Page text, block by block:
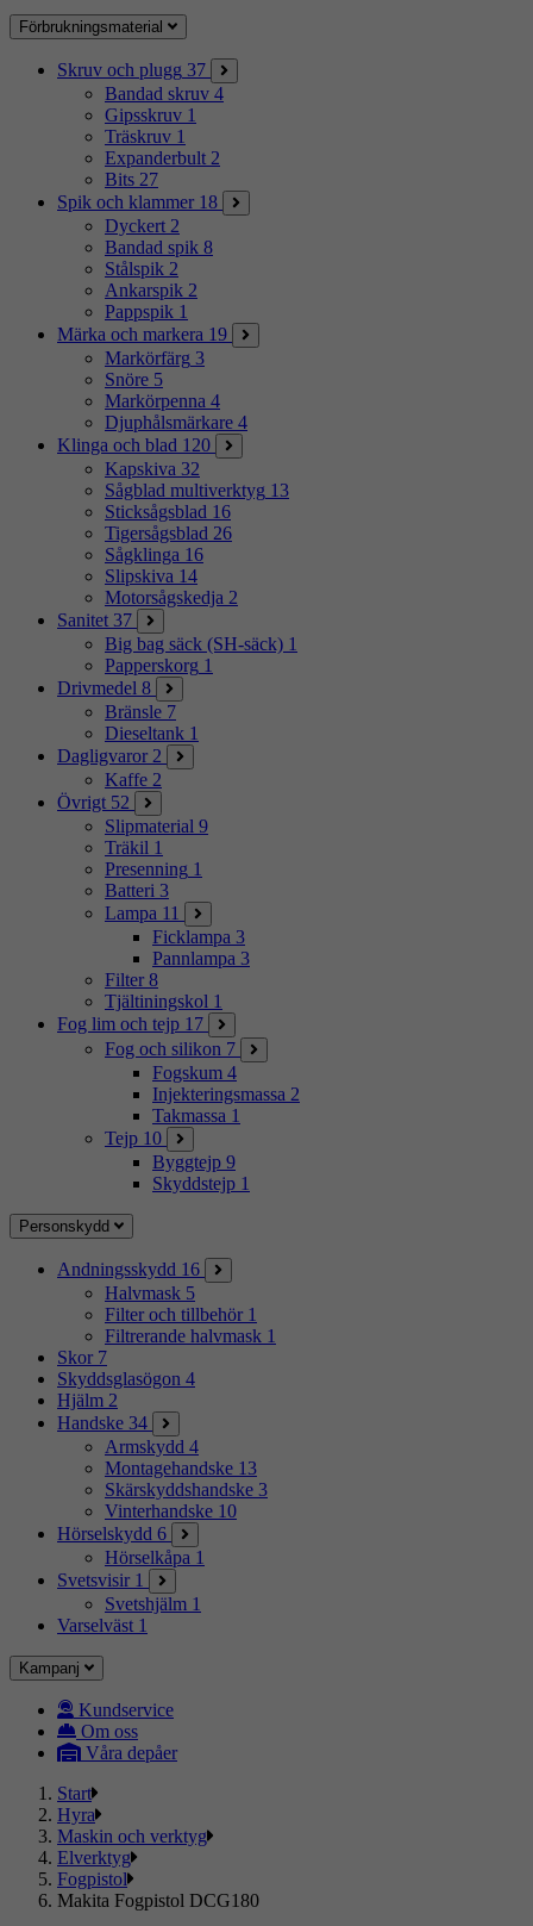
Förbrukningsmaterial
Skruv och plugg 37
Bandad skruv 4
Gipsskruv 1
Träskruv 1
Expanderbult 2
Bits 27
Spik och klammer 18
Dyckert 2
Bandad spik 8
Stålspik 2
Ankarspik 2
Pappspik 1
Märka och markera 19
Markörfärg 3
Snöre 5
Markörpenna 4
Djuphålsmärkare 4
Klinga och blad 120
Kapskiva 32
Sågblad multiverktyg 13
Sticksågsblad 16
Tigersågsblad 26
Sågklinga 16
Slipskiva 14
Motorsågskedja 2
Sanitet 37
Big bag säck (SH-säck) 1
Papperskorg 1
Drivmedel 8
Bränsle 7
Dieseltank 1
Dagligvaror 2
Kaffe 2
Övrigt 52
Slipmaterial 9
Träkil 1
Presenning 1
Batteri 3
Lampa 11
Ficklampa 3
Pannlampa 3
Filter 8
Tjältiningskol 1
Fog lim och tejp 17
Fog och silikon 7
Fogskum 4
Injekteringsmassa 2
Takmassa 1
Tejp 10
Byggtejp 9
Skyddstejp 1
Personskydd
Andningsskydd 16
Halvmask 5
Filter och tillbehör 1
Filtrerande halvmask 1
Skor 7
Skyddsglasögon 4
Hjälm 2
Handske 34
Armskydd 4
Montagehandske 13
Skärskyddshandske 3
Vinterhandske 10
Hörselskydd 6
Hörselkåpa 1
Svetsvisir 1
Svetshjälm 1
Varselväst 1
Kampanj
Kundservice
Om oss
Våra depåer
Start
Hyra
Maskin och verktyg
Elverktyg
Fogpistol
Makita Fogpistol DCG180